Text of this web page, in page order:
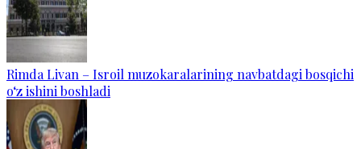
Rimda Livan – Isroil muzokaralarining navbatdagi bosqichi
o‘z ishini boshladi